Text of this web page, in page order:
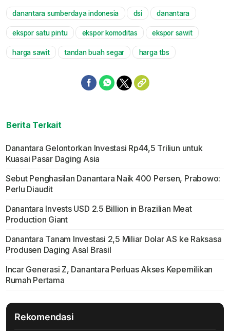
Mute
danantara sumberdaya indonesia dsi danantara
ekspor satu pintu ekspor komoditas ekspor sawit
harga sawit tandan buah segar harga tbs
Berita Terkait
Danantara Gelontorkan Investasi Rp44,5 Triliun untuk
Kuasai Pasar Daging Asia
Sebut Penghasilan Danantara Naik 400 Persen, Prabowo:
Perlu Diaudit
Danantara Invests USD 2.5 Billion in Brazilian Meat
Production Giant
Danantara Tanam Investasi 2,5 Miliar Dolar AS ke Raksasa
Produsen Daging Asal Brasil
Incar Generasi Z, Danantara Perluas Akses Kepemilikan
Rumah Pertama
Rekomendasi